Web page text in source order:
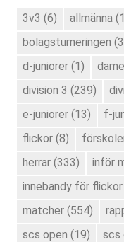
3v3 (6) allmänna
bolagsturneringen
d-juniorer (1)
division 3 (239)
e-juniorer (13) f-
flickor (8)
herrar (333) inför
innebandy för flickor
matcher (554)
scs open (19) scs